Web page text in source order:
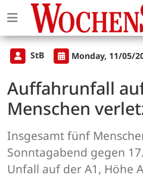
StB Monday, 11/05/
Auffahrunfall
Menschen
Insgesamt fünf
Sonntagabend gegen
Unfall auf der A1, Höhe